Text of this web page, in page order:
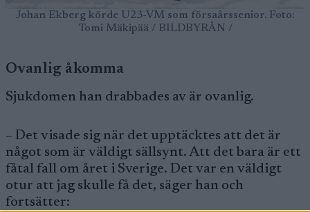
Johan Ekberg körde U23-VM som försaårssenior. Foto:
Tomi Mäkipää / BILDBYRÅN /
Ovanlig åkomma
Sjukdomen han drabbades av är ovanlig.
– Det visade sig när det upptäcktes att det är
något som är väldigt sällsynt. Att det bara är ett
fåtal fall om året i Sverige. Det var en väldigt
otur att jag skulle få det, säger han och
fortsätter: